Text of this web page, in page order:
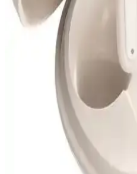
Arylic Bt 10 Bluetooth
Kablosuz Ses Aktarımı
Arylic Bt 10 Bluetooth Ses
kurulum ve düşük enerji tüketimi
kablosuz ses aktarımını sağlar.
kullanımda avantaj sunar.
Çoklu Cihaz
Kontrolünde Çok Yönlü
Çoklu cihaz kumandaları, kablolu
bağlantısı ve geniş uyumluluk
yönetimini kolaylaştırır.